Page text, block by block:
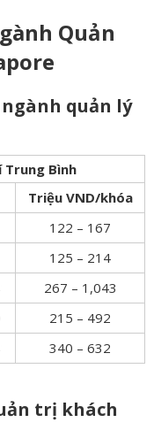
Quản
quản lý
Trung Bình
Triệu VND/khóa
122 – 167
125 – 214
267 – 1,043
215 – 492
340 – 632
trị khách